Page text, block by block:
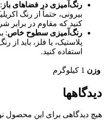
رنگ‌آمیزی در فضاهای باز
بیرونی، حتماً از رنگ
کنید که مقاوم در برابر
رنگ‌آمیزی سطوح خاص:
پلاستیک، یا فلز، باید
استفاده کنید.
وزن 1 کیلوگرم
دیدگاهها
هیچ دیدگاهی برای این محصول